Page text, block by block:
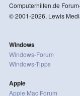
Computerhilfen.de
© 2001-2026, Lewis
Windows
Windows-Forum
Windows-Tipps
Apple
Apple Mac Forum